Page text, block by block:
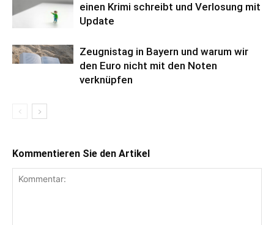
einen Krimi schreibt und Verlosung mit
Update
Zeugnistag in Bayern und warum wir
den Euro nicht mit den Noten
verknüpfen
Kommentieren Sie den Artikel